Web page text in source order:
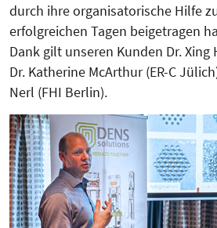
durch ihre organisatorische Hilfe
erfolgreichen Tagen beigetragen
Dank gilt unseren Kunden Dr. Xing
Dr. Katherine McArthur (ER-C
Nerl (FHI Berlin).